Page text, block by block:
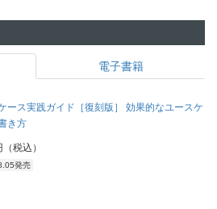
電子書籍
ース実践ガイド［復刻版］ 効果的なユースケ
き方
税込）
発売